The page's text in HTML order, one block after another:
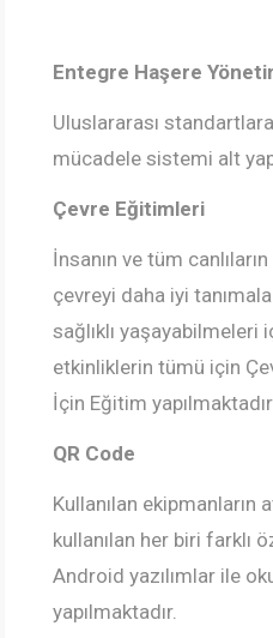
Entegre Haşere
Uluslararası
mücadele sistemi alt
Çevre Eğitimleri
İnsanın ve tüm
çevreyi daha iyi
sağlıklı
etkinliklerin tümü için
İçin Eğitim
QR Code
Kullanılan
kullanılan her biri farklı
Android yazılımlar ile
yapılmaktadır.